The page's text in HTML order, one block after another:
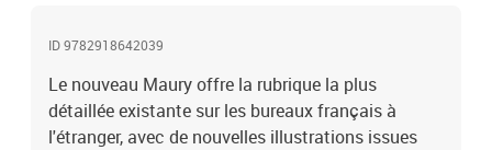
ID 9782918642039
Le nouveau Maury offre la rubrique la plus
détaillée existante sur les bureaux français à
l'étranger, avec de nouvelles illustrations issues